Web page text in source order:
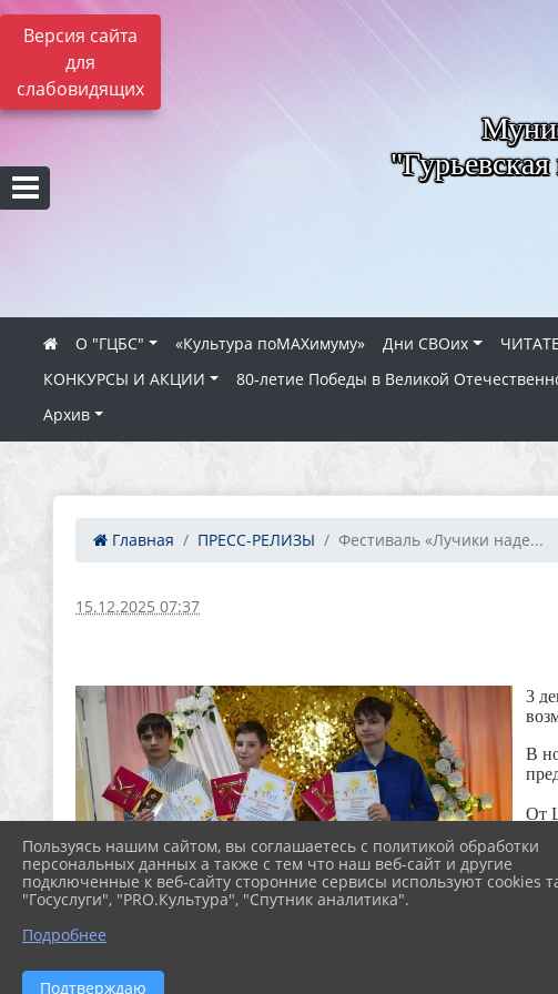
Версия сайта
для
слабовидящих
О "ГЦБС" «Культура поMAXимуму» Дни СВОих
КОНКУРСЫ И АКЦИИ
80‑летие Победы в Великой
Архив
Главная ПРЕСС-РЕЛИЗЫ Фестиваль «Лучики наде...
15.12.2025 07:37
3
В
От
От
Пользуясь нашим сайтом, вы соглашаетесь с политикой обработки
персональных данных а также с тем что наш веб-сайт и другие
подключенные к веб-сайту сторонние сервисы используют cookies
"Госуслуги", "PRO.Культура", "Спутник аналитика".
Подробнее
Подтверждаю